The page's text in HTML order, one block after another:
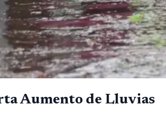
Aumento de Lluvias